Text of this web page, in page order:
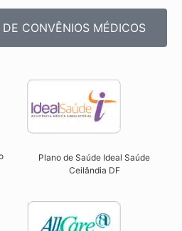
CONVÊNIOS MÉDICOS
Plano de Saúde Ideal Saúde
Ceilândia DF